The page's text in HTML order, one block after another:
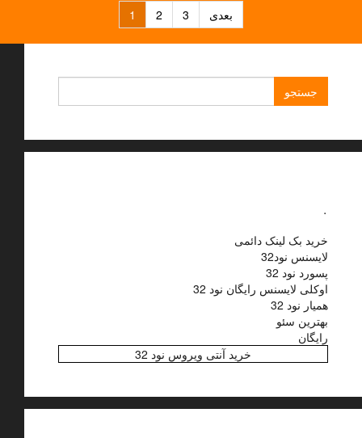
نوشته‌ها
1 2 3 بعدی
برای:
خرید بک لینک دائمی
لایسنس نود32
پسورد نود 32
اوکلی لایسنس رایگان نود 32
همیار نود 32
بهترین سئو
رایگان
خرید آنتی ویروس نود 32